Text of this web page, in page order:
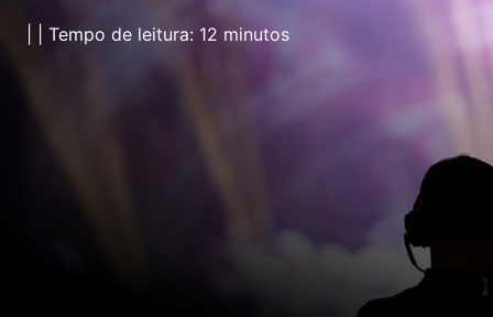
| | Tempo de leitura: 12 minutos